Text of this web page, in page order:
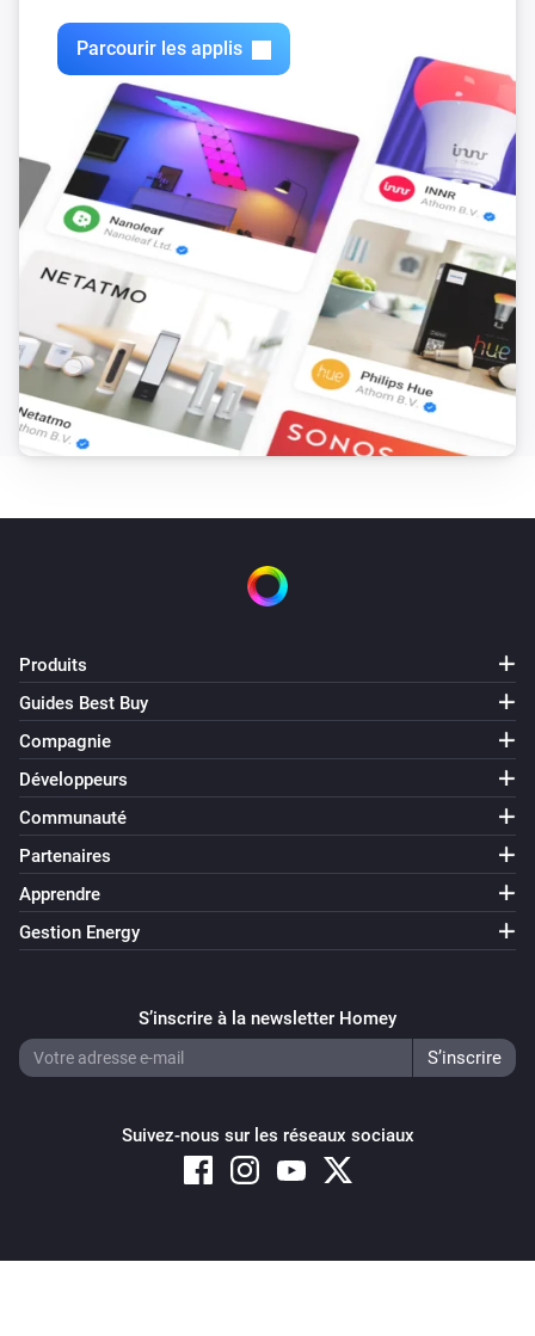
Parcourir les applis
Produits
Guides Best Buy
Compagnie
Développeurs
Communauté
Partenaires
Apprendre
Gestion Energy
S’inscrire à la newsletter Homey
Suivez-nous sur les réseaux sociaux